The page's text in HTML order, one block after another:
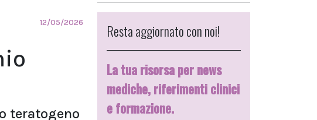
12/05/2026
teratogeno
Resta aggiornato con noi!
La tua risorsa per news
mediche, riferimenti clinici
e formazione.